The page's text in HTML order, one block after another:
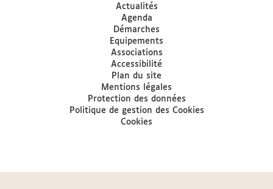
Actualités
Agenda
Démarches
Equipements
Associations
Accessibilité
Plan du site
Mentions légales
Protection des données
Politique de gestion des Cookies
Cookies